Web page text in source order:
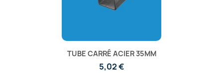
TUBE CARRÉ ACIER 35MM
5,02 €